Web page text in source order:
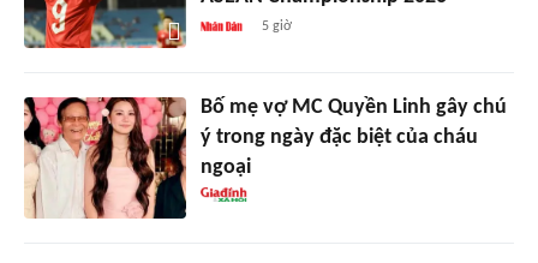
5 giờ
Bố mẹ vợ MC Quyền Linh gây chú
ý trong ngày đặc biệt của cháu
ngoại